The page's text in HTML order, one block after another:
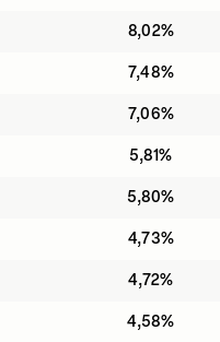
8,02%
7,48%
7,06%
5,81%
5,80%
4,73%
4,72%
4,58%